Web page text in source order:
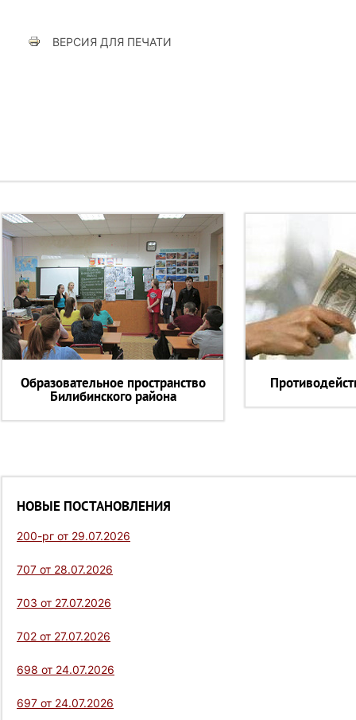
ВЕРСИЯ ДЛЯ ПЕЧАТИ
Образовательное пространство
Билибинского района
НОВЫЕ ПОСТАНОВЛЕНИЯ
200-рг от 29.07.2026
707 от 28.07.2026
703 от 27.07.2026
702 от 27.07.2026
698 от 24.07.2026
697 от 24.07.2026